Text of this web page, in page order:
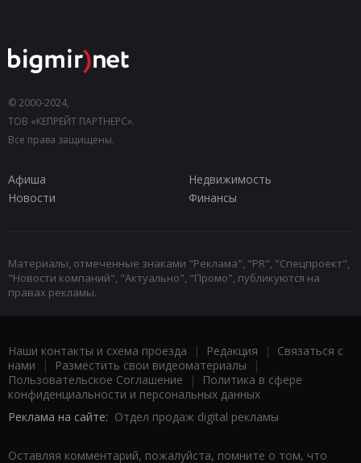
© 2000-2024,
ТОВ «КЕПРЕЙТ ПАРТНЕРС».
Все права защищены.
Афиша
Недвижимость
Новости
Финансы
Материалы, отмеченные знаками "Реклама", "PR", "Спецпроект",
"Новости компаний", "Актуально", "Промо", публикуются на
правах рекламы.
Наши контакты и схема проезда | Редакция | Связаться с
нами | Разместить свои видеоматериалы |
Пользовательское Соглашение |
Политика в сфере
конфиденциальности и персональных данных
Реклама на сайте: Отдел продаж digital рекламы
Оставляя комментарий, пожалуйста, помните о том, что